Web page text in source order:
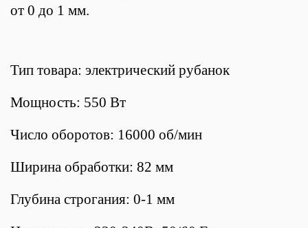
от 0 до 1 мм.
Тип товара: электрический рубанок
Мощность: 550 Вт
Число оборотов: 16000 об/мин
Ширина обработки: 82 мм
Глубина строгания: 0-1 мм